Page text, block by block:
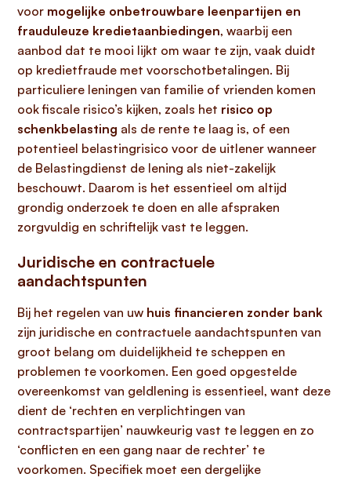
voor mogelijke onbetrouwbare leenpartijen en
frauduleuze kredietaanbiedingen, waarbij een
aanbod dat te mooi lijkt om waar te zijn, vaak duidt
op kredietfraude met voorschotbetalingen. Bij
particuliere leningen van familie of vrienden komen
ook fiscale risico’s kijken, zoals het risico op
schenkbelasting als de rente te laag is, of een
potentieel belastingrisico voor de uitlener wanneer
de Belastingdienst de lening als niet-zakelijk
beschouwt. Daarom is het essentieel om altijd
grondig onderzoek te doen en alle afspraken
zorgvuldig en schriftelijk vast te leggen.
Juridische en contractuele
aandachtspunten
Bij het regelen van uw huis financieren zonder bank
zijn juridische en contractuele aandachtspunten van
groot belang om duidelijkheid te scheppen en
problemen te voorkomen. Een goed opgestelde
overeenkomst van geldlening is essentieel, want deze
dient de ‘rechten en verplichtingen van
contractspartijen’ nauwkeurig vast te leggen en zo
‘conflicten en een gang naar de rechter’ te
voorkomen. Specifiek moet een dergelijke